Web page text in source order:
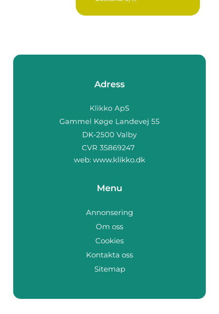
Adress
web: www.klikko.dk
Menu
Annonsering
Om oss
Cookies
Kontakta oss
Sitemap